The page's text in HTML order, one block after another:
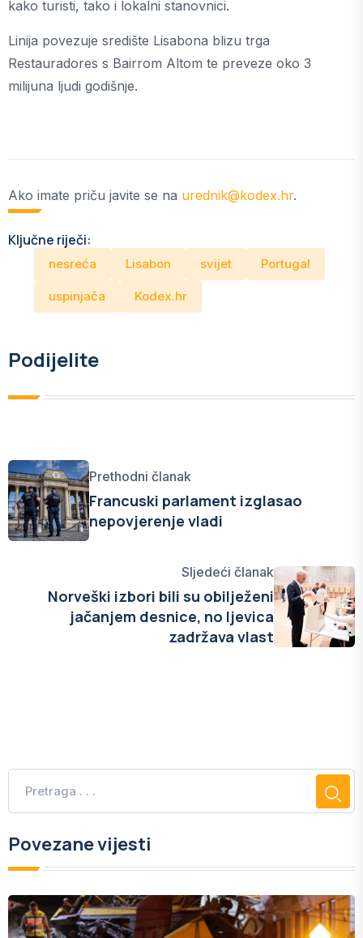
kako turisti, tako i lokalni stanovnici.
Linija povezuje središte Lisabona blizu trga
Restauradores s Bairrom Altom te preveze oko 3
milijuna ljudi godišnje.
Ako imate priču javite se na urednik@kodex.hr.
Ključne riječi:
nesreća Lisabon svijet Portugal
uspinjača Kodex.hr
Podijelite
Prethodni članak
Francuski parlament izglasao
nepovjerenje vladi
Sljedeći članak
Norveški izbori bili su obilježeni
jačanjem desnice, no ljevica
zadržava vlast
Povezane vijesti